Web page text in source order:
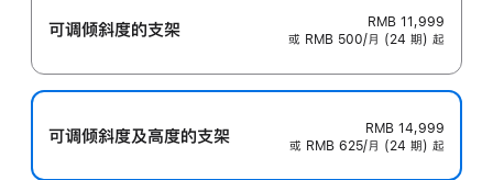
可调倾斜度的支架
RMB 11,999
或 RMB 500/月 (24 期) 起
可调倾斜度及高‍度的支‍架
RMB 14,999
或 RMB 625/月 (24 期) 起